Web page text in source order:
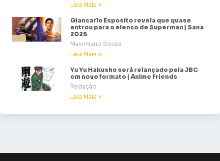
Leia Mais »
Giancarlo Esposito revela que quase
entrou para o elenco de Superman | Sana
2026
Maximiano Sousa
Leia Mais »
Yu Yu Hakusho será relançado pela JBC
em novo formato | Anime Friends
Redação
Leia Mais »